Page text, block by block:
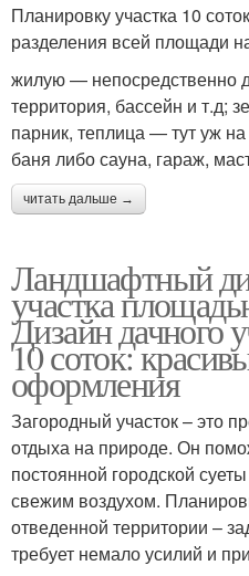
Планировку участка 10
разделения всей площади
жилую — непосредственно
территория, бассейн и т.д;
парник, теплица — тут уж
баня либо сауна, гараж,
читать дальше →
Ландшафтный
участка
Дизайн дачного
10 соток:
оформления
Загородный участок – это
отдыха на природе. Он
постоянной городской
свежим воздухом.
отведенной территории –
требует немало усилий и